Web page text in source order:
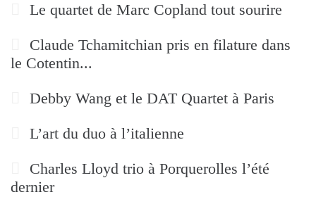
Le quartet de Marc Copland tout sourire
Claude Tchamitchian pris en filature dans
le Cotentin...
Debby Wang et le DAT Quartet à Paris
L’art du duo à l’italienne
Charles Lloyd trio à Porquerolles l’été
dernier